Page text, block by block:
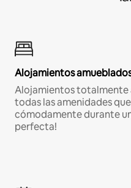
Alojamientos
Alojamientos totalmente
todas las amenidades
cómodamente durante
perfecta!